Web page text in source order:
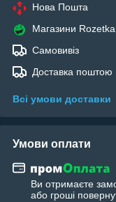
Нова Пошта
Магазини Rozetka
Самовивіз
Доставка поштою
Всі умови доставки
Умови оплати
Ви отримаєте
або гроші